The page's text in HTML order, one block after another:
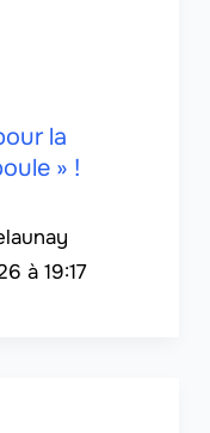
la
» !
à 19:17